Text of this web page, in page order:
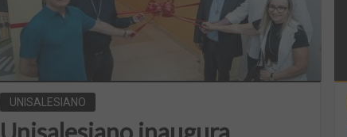
UNISALESIANO
Unisalesiano inaugura